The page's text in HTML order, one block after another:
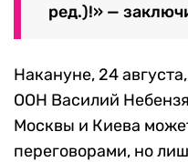
ред.)!» —
Накануне, 24
ООН Василий Небензя
Москвы и Киева
переговорами, но